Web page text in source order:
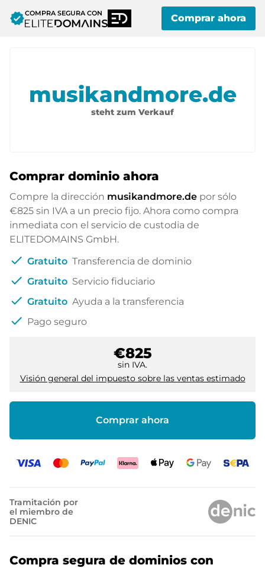
verifiedCOMPRA SEGURA CON Comprar ahora
musikandmore.de
steht zum Verkauf
Comprar dominio ahora
Compre la dirección musikandmore.de por sólo
€825 sin IVA a un precio fijo. Ahora como compra
inmediata con el servicio de custodia de
ELITEDOMAINS GmbH.
check Gratuito Transferencia de dominio
check Gratuito Servicio fiduciario
check Gratuito Ayuda a la transferencia
check Pago seguro
€825
sin IVA.
Visión general del impuesto sobre las ventas estimado
Comprar ahora
Tramitación por
el miembro de
DENIC
Compra segura de dominios con